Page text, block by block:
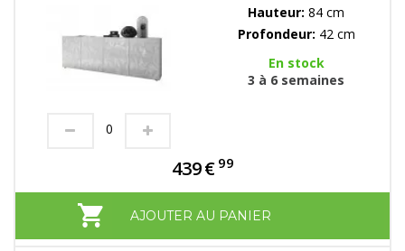
Hauteur: 84 cm
Profondeur: 42 cm
En stock
3 à 6 semaines
439€ 99
AJOUTER AU PANIER